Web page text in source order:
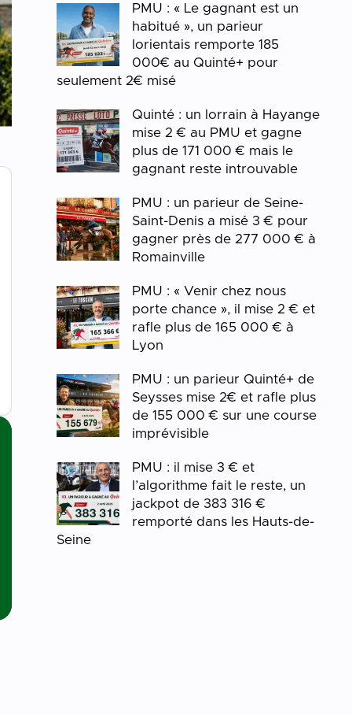
PMU : « Le gagnant est un
habitué », un parieur
lorientais remporte 185
000€ au Quinté+ pour
seulement 2€ misé
Quinté : un lorrain à Hayange
mise 2 € au PMU et gagne
plus de 171 000 € mais le
gagnant reste introuvable
PMU : un parieur de Seine-
Saint-Denis a misé 3 € pour
gagner près de 277 000 € à
Romainville
PMU : « Venir chez nous
porte chance », il mise 2 € et
rafle plus de 165 000 € à
Lyon
PMU : un parieur Quinté+ de
Seysses mise 2€ et rafle plus
de 155 000 € sur une course
imprévisible
PMU : il mise 3 € et
l’algorithme fait le reste, un
jackpot de 383 316 €
remporté dans les Hauts-de-
Seine